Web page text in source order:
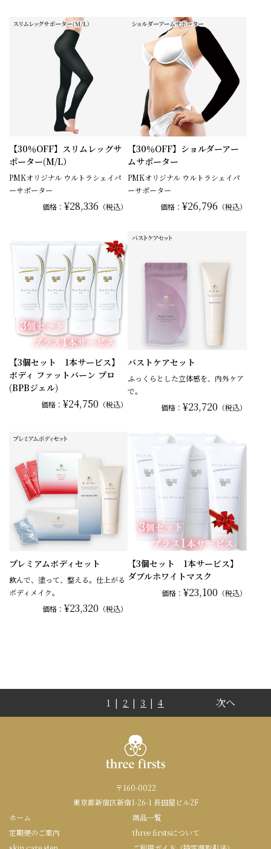
【30％OFF】スリムレッグサ
ポーター(M/L）
PMKオリジナル ウルトラシェイパ
ーサポーター
価格：¥28,336 （税込）
【30％OFF】ショルダーアー
ムサポーター
PMKオリジナル ウルトラシェイパ
ーサポーター
価格： ¥26,796 （税込）
【3個セット 1本サービス】
ボディ ファットバーン プロ
(BPBジェル)
価格：¥24,750 （税込）
バストケアセット
ふっくらとした立体感を、内外ケア
で。
価格： ¥23,720 （税込）
プレミアムボディセット
飲んで、塗って、整える。仕上がる
ボディメイク。
価格：¥23,320 （税込）
【3個セット 1本サービス】
ダブルホワイトマスク
価格： ¥23,100 （税込）
1 | 2 | 3 | 4 次へ
〒160-0022
東京都新宿区新宿1-26-1 長田屋ビル2F
ホーム
商品一覧
定期便のご案内
three firstsについて